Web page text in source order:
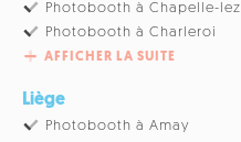
Photobooth à Chapelle-
Photobooth à Charleroi
AFFICHER LA SUITE
Liège
Photobooth à Amay